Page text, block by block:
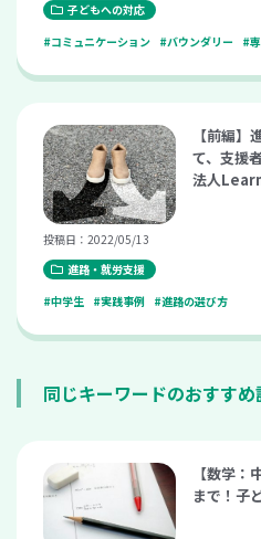
子どもへの対応
#コミュニケーション
#バウンダリー #
【前編
て、支援
法人
投稿日：2022/05/13
進路・就労支援
#中学生
#実践事例 #進路の選び方
同じキーワードのおすすめ
【数学
まで！子